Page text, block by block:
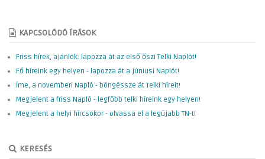
KAPCSOLÓDÓ ÍRÁSOK
Friss hírek, ajánlók: lapozza át az első őszi Telki Naplót!
Fő híreink egy helyen - lapozza át a júniusi Naplót!
Íme, a novemberi Napló - böngéssze át Telki híreit!
Megjelent a friss Napló - legfőbb telki híreink egy helyen!
Megjelent a helyi hírcsokor - olvassa el a legújabb TN-t!
KERESÉS